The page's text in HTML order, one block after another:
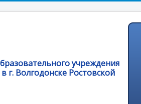
учреждения
г. Волгодонске Ростовской